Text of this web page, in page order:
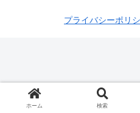
プライバシーポリ
ホーム 検索